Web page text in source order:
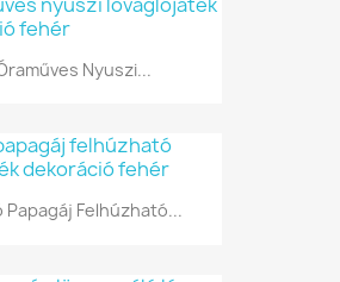
Nyuszi...
Papagáj Felhúzható...